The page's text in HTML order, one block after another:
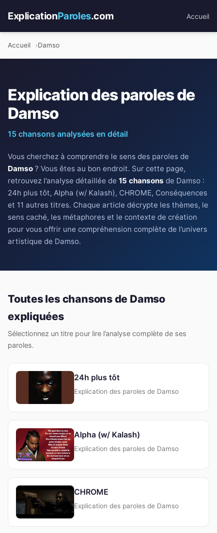
ExplicationParoles.com Accueil
Accueil Damso
Explication des paroles de
Damso
15 chansons analysées en détail
Vous cherchez à comprendre le sens des paroles de
Damso ? Vous êtes au bon endroit. Sur cette page,
retrouvez l’analyse détaillée de 15 chansons de Damso :
24h plus tôt, Alpha (w/ Kalash), CHROME, Conséquences
et 11 autres titres. Chaque article décrypte les thèmes, le
sens caché, les métaphores et le contexte de création
pour vous offrir une compréhension complète de l’univers
artistique de Damso.
Toutes les chansons de Damso
expliquées
Sélectionnez un titre pour lire l’analyse complète de ses
paroles.
24h plus tôt
Explication des paroles de Damso
Alpha (w/ Kalash)
Explication des paroles de Damso
CHROME
Explication des paroles de Damso